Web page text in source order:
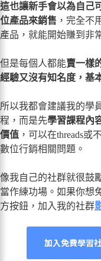
這也讓新手會以為自己
位產品來銷售 ，完全不
產品，就能開始賺到非
但是每個人都能賣一樣
經驗又沒有知名度，基
所以我都會建議我的學
程，而是先學習課程內
價值 ，可以在threads或
數位行銷相關問題。
像我自己的社群就很鼓
當作練功場。如果你想
方按鈕，加入我的社群
加入免費學習